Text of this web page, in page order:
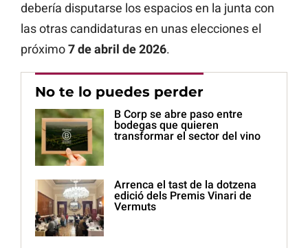
debería disputarse los espacios en la junta con
las otras candidaturas en unas elecciones el
próximo7 de abril de 2026.
No te lo puedes perder
B Corp se abre paso entre
bodegas que quieren
transformar el sector del vino
Arrenca el tast de la dotzena
edició dels Premis Vinari de
Vermuts